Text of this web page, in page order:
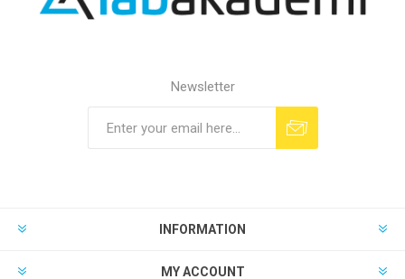
Newsletter
INFORMATION
MY ACCOUNT